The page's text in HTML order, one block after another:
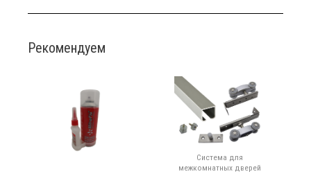
Рекомендуем
Система для
межкомнатных дверей